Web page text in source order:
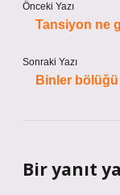
Önceki Yazı
Tansiyon ne
Sonraki Yazı
Binler
Bir yanıt